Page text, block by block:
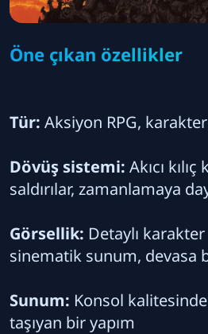
Öne çıkan özellikler
Tür: Aksiyon RPG,
Dövüş sistemi: Akıcı
saldırılar, zamanlamaya
Görsellik: Detaylı
sinematik sunum, devasa
Sunum: Konsol
taşıyan bir yapım